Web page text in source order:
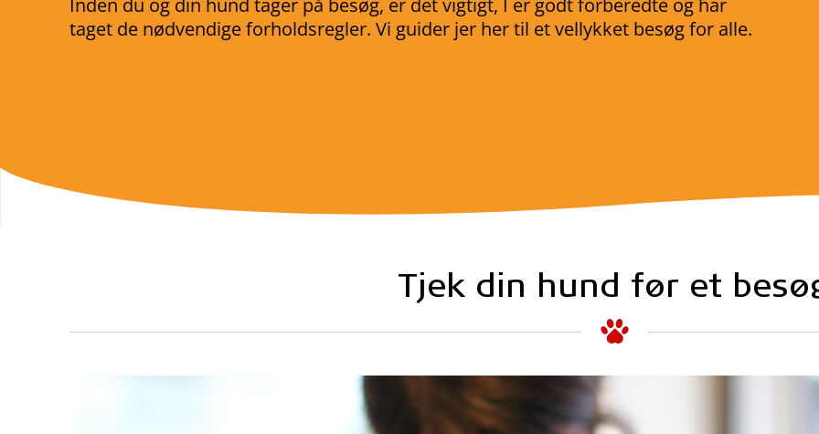
Inden du og din hund tager på besøg, er det vigtigt, I er godt forberedte og har
taget de nødvendige forholdsregler. Vi guider jer her til et vellykket besøg for alle.
Tjek din hund før et